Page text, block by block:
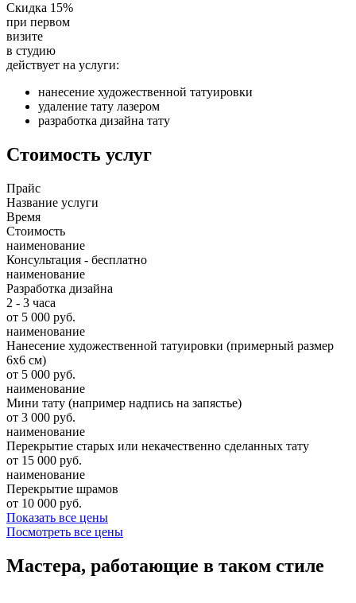
Скидка 15%
при первом
визите
в студию
действует на услуги:
нанесение художественной татуировки
удаление тату лазером
разработка дизайна тату
Стоимость услуг
Прайс
Название услуги
Время
Стоимость
наименование
Консультация - бесплатно
наименование
Разработка дизайна
2 - 3 часа
от 5 000 руб.
наименование
Нанесение художественной татуировки (примерный размер
6х6 см)
от 5 000 руб.
наименование
Мини тату (например надпись на запястье)
от 3 000 руб.
наименование
Перекрытие старых или некачественно сделанных тату
от 15 000 руб.
наименование
Перекрытие шрамов
от 10 000 руб.
Показать все цены
Посмотреть все цены
Мастера, работающие в таком стиле